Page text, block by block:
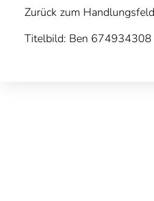
Zurück zum Handlungsfeld
Titelbild: Ben 674934308